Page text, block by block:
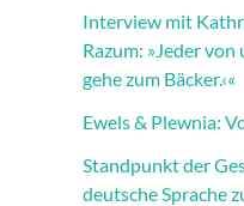
Interview mit
Razum: »Jeder von
gehe zum Bäcker.‹«
Ewels & Plewnia:
Standpunkt der
deutsche Sprache